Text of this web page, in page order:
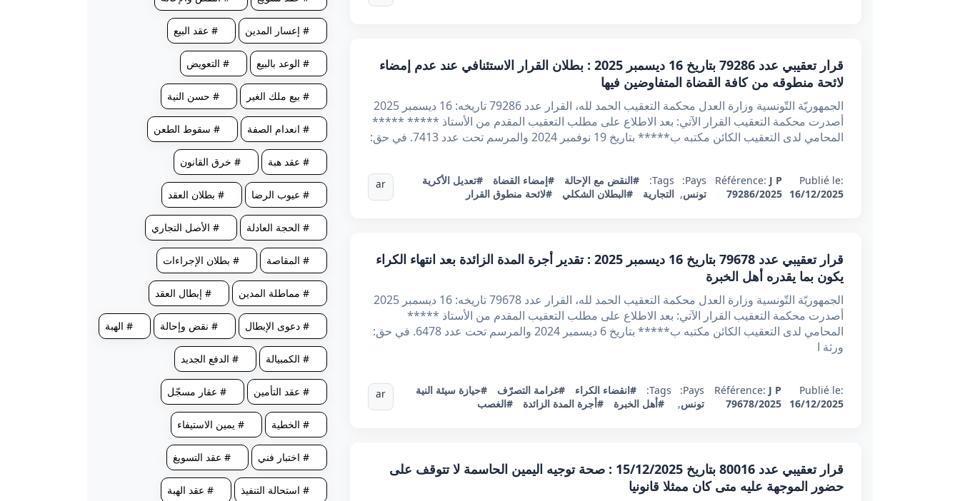
قرار تعقيبي عدد 79286 بتاريخ 16 ديسمبر 2025 : بطلان القرار الاستئنافي عند عدم إمضاء
لائحة منطوقه من كافة القضاة المتفاوضين فيها
الجمهوريّة التّونسية وزارة العدل محكمة التعقيب الحمد لله، القرار عدد 79286 تاريخه: 16 ديسمبر 2025
أصدرت محكمة التعقيب القرار الآتي: بعد الاطلاع على مطلب التعقيب المقدم من الأستاذ ***** *****
المحامي لدى التعقيب الكائن مكتبه ب***** بتاريخ 19 نوفمبر 2024 والمرسم تحت عدد 7413. في حق:
Publié le:
16/12/2025
Référence: J P
79286/2025
Pays:
تونس,
Tags: #النقض مع الإحالة #إمضاء القضاة
#تعديل الأكرية
التجارية
#البطلان الشكلي #لائحة منطوق القرار
ar
قرار تعقيبي عدد 79678 بتاريخ 16 ديسمبر 2025 : تقدير أجرة المدة الزائدة بعد انتهاء الكراء
يكون بما يقدره أهل الخبرة
الجمهوريّة التّونسية وزارة العدل محكمة التعقيب الحمد لله، القرار عدد 79678 تاريخه: 16 ديسمبر 2025
أصدرت محكمة التعقيب القرار الآتي: بعد الاطلاع على مطلب التعقيب المقدم من الأستاذ *****
المحامي لدى التعقيب الكائن مكتبه ب***** بتاريخ 6 ديسمبر 2024 والمرسم تحت عدد 6478. في حق:
ورثة ا
Publié le:
16/12/2025
Référence: J P
79678/2025
Pays:
تونس,
Tags: #انقضاء الكراء #غرامة التصرّف
#حيازة سيئة النية
#أهل الخبرة
#أجرة المدة الزائدة #الغصب
ar
قرار تعقيبي عدد 80016 بتاريخ 15/12/2025 : صحة توجيه اليمين الحاسمة لا تتوقف على
حضور الموجهة عليه متى كان ممثلا قانونيا
# إعسار المدين # عقد البيع
# الوعد بالبيع # التعويض
# بيع ملك الغير # حسن النية
# انعدام الصفة # سقوط الطعن
# عقد هبة # خرق القانون
# عيوب الرضا # بطلان العقد
# الحجة العادلة # الأصل التجاري
# المقاصة # بطلان الإجراءات
# مماطلة المدين # إبطال العقد
# دعوى الإبطال # نقض وإحالة # الهبة
# الكمبيالة # الدفع الجديد
# عقد التأمين # عقار مسجّل
# الخطية # يمين الاستيفاء
# اختبار فني # عقد التسويغ
# استحالة التنفيذ # عقد الهبة